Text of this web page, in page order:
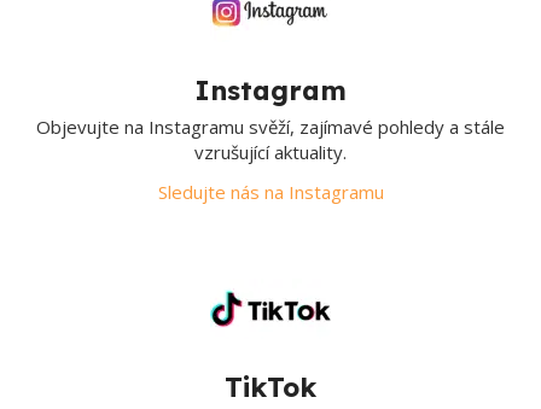
Instagram
Objevujte na Instagramu svěží, zajímavé pohledy a stále
vzrušující aktuality.
Sledujte nás na Instagramu
TikTok